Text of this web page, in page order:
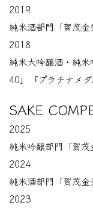
2019
純米酒部門「賀茂
2018
純米大吟醸酒・純
40」『プラチナメダ
SAKE
2025
純米吟醸部門「賀
2024
純米酒部門「賀茂
2023